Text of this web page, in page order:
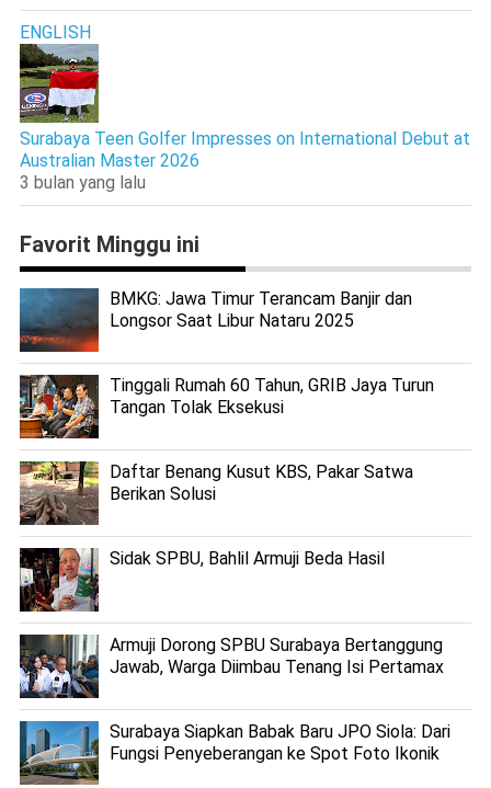
ENGLISH
Surabaya Teen Golfer Impresses on International Debut at
Australian Master 2026
3 bulan yang lalu
Favorit Minggu ini
BMKG: Jawa Timur Terancam Banjir dan
Longsor Saat Libur Nataru 2025
Tinggali Rumah 60 Tahun, GRIB Jaya Turun
Tangan Tolak Eksekusi
Daftar Benang Kusut KBS, Pakar Satwa
Berikan Solusi
Sidak SPBU, Bahlil Armuji Beda Hasil
Armuji Dorong SPBU Surabaya Bertanggung
Jawab, Warga Diimbau Tenang Isi Pertamax
Surabaya Siapkan Babak Baru JPO Siola: Dari
Fungsi Penyeberangan ke Spot Foto Ikonik